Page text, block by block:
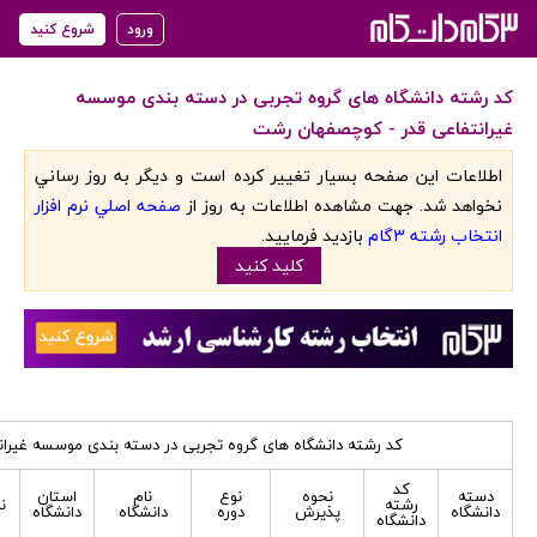
ورود شروع کنید
کد رشته دانشگاه های گروه تجربی در دسته بندی موسسه
غیرانتفاعی قدر - کوچصفهان رشت
اطلاعات اين صفحه بسيار تغيير کرده است و ديگر به روز رساني
نخواهد شد. جهت مشاهده اطلاعات به روز از صفحه اصلي نرم افزار
انتخاب رشته 3گام
بازديد فرماييد.
کليد کنيد
کد رشته دانشگاه های گروه تجربی در دسته بندی موسسه
دسته
دانشگاه
کد
رشته
دانشگاه
نحوه
پذیرش
نوع
دوره
نام
دانشگاه
استان
دانشگاه